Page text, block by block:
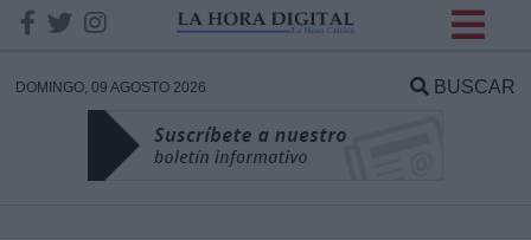
DOMINGO, 09 AGOSTO 2026 BUSCAR
DATOS
Responsable: